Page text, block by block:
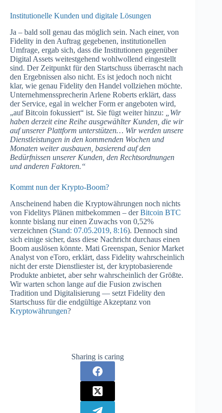
Institutionelle Kunden und digitale Lösungen
Ja – bald soll genau das möglich sein. Nach einer, von
Fidelity in den Auftrag gegebenen, institutionellen
Umfrage, ergab sich, dass die Institutionen gegenüber
Digital Assets weitestgehend wohlwollend eingestellt
sind. Der Zeitpunkt für den Startschuss überrascht nach
den Ergebnissen also nicht. Es ist jedoch noch nicht
klar, wie genau Fidelity den Handel vollziehen möchte.
Unternehmenssprecherin Arlene Roberts erklärt, dass
der Service, egal in welcher Form er angeboten wird,
„auf Bitcoin fokussiert“ ist. Sie fügt weiter hinzu:
„Wir
haben derzeit eine Reihe ausgewählter Kunden, die wir
auf unserer Plattform unterstützen… Wir werden unsere
Dienstleistungen in den kommenden Wochen und
Monaten weiter ausbauen, basierend auf den
Bedürfnissen unserer Kunden, den Rechtsordnungen
und anderen Faktoren.“
Kommt nun der Krypto-Boom?
Anscheinend haben die Kryptowährungen noch nichts
von Fidelitys Plänen mitbekommen – derBitcoin BTC
konnte bislang nur einen Zuwachs von 0,52%
verzeichnen (Stand: 07.05.2019, 8:16). Dennoch sind
sich einige sicher, dass diese Nachricht durchaus einen
Boom auslösen könnte. Mati Greenspan, Senior Market
Analyst von eToro, erklärt, dass Fidelity wahrscheinlich
nicht der erste Dienstliester ist, der kryptobasierende
Produkte anbietet, aber sehr wahrscheinlich der Größte.
Wir warten schon lange auf die Fusion zwischen
Tradition und Digitalisierung — setzt Fidelity den
Startschuss für die endgültige Akzeptanz von
Kryptowährungen?
Sharing is caring